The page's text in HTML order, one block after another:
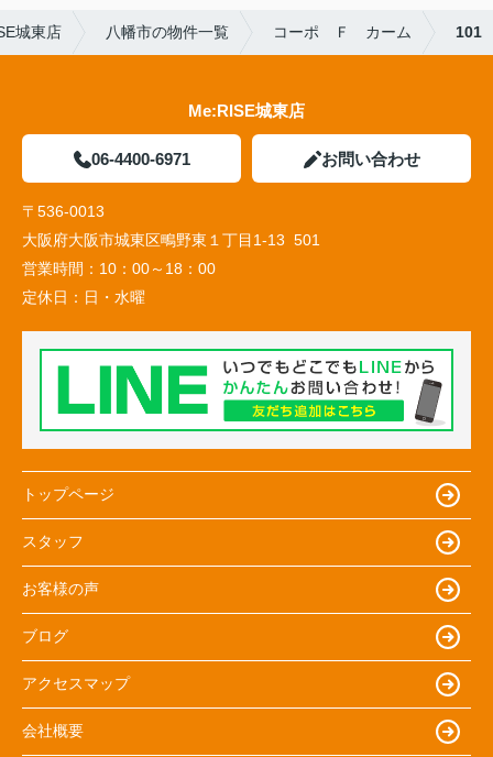
城東店 八幡市の物件一覧 コーポ Ｆ カーム 101
Me:RISE城東店
06-4400-6971 お問い合わせ
〒536-0013
大阪府大阪市城東区鴫野東１丁目1-13 501
営業時間： 10：00～18：00
定休日： 日・水曜
トップページ
スタッフ
お客様の声
ブログ
アクセスマップ
会社概要